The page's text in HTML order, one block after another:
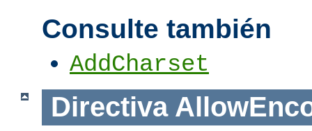
Consulte también
AddCharset
Directiva